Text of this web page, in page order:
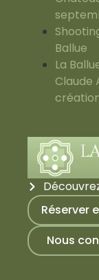
Ballue
La
Claude
Réserver
Nous